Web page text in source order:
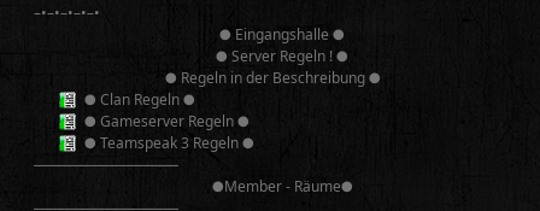
–•–•–•–•–•
● Eingangshalle ●
● Server Regeln ! ●
● Regeln in der Beschreibung ●
● Clan Regeln ●
● Gameserver Regeln ●
● Teamspeak 3 Regeln ●
──────────
●Member - Räume●